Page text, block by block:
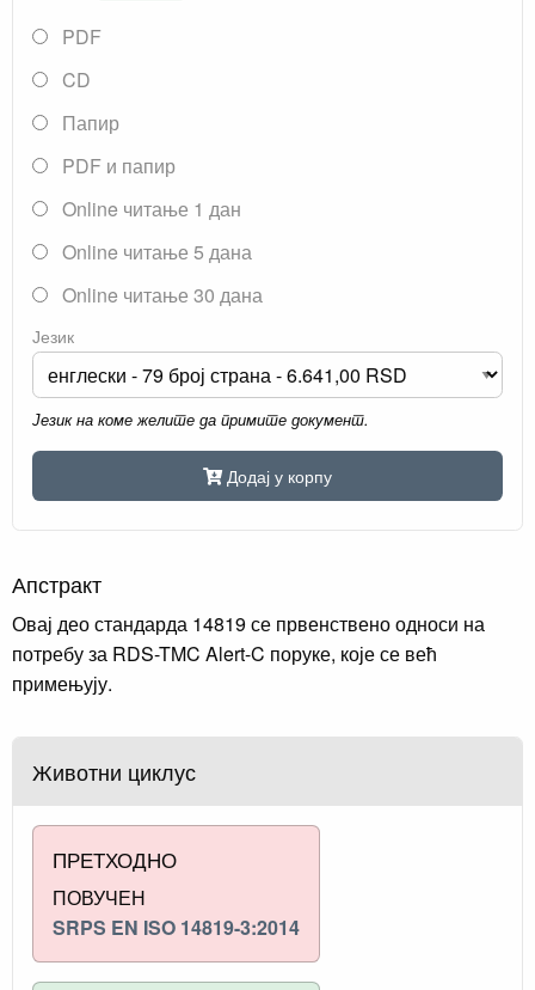
PDF
CD
Папир
PDF и папир
Online читање 1 дан
Online читање 5 дана
Online читање 30 дана
Језик
Језик на коме желите да примите документ.
Додај у корпу
Апстракт
Овај део стандарда 14819 се првенствено односи на
потребу за RDS-TMC Alert-C поруке, које се већ
примењују.
Животни циклус
ПРЕТХОДНО
ПОВУЧЕН
SRPS EN ISO 14819-3:2014